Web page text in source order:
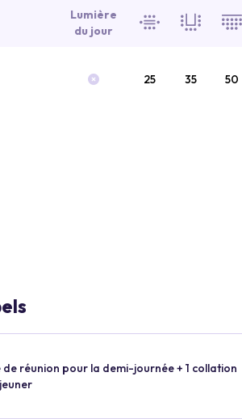
Lumière
du jour
25 35 50
de réunion pour la demi-journée + 1 collation